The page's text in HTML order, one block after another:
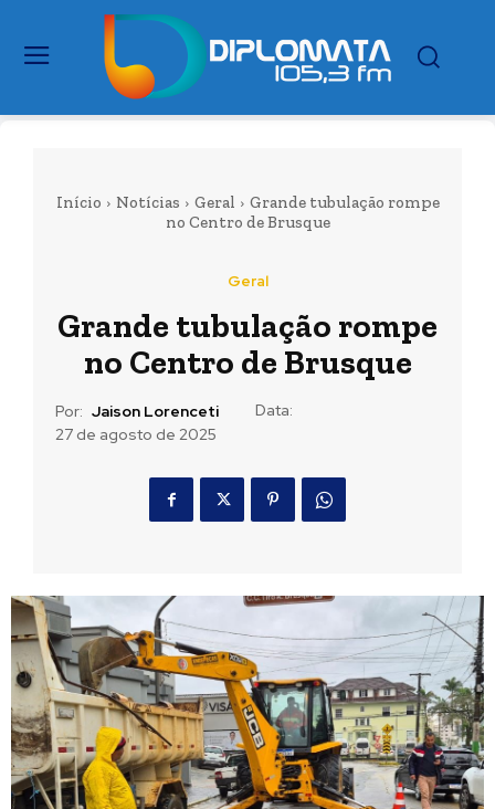
Início Notícias Geral
Grande tubulação rompe
no Centro de Brusque
Geral
Grande tubulação rompe
no Centro de Brusque
Por: Jaison Lorenceti
Data:
27 de agosto de 2025